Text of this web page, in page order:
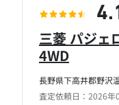
長野県下高井郡野沢
査定依頼日：2026年
三菱 パジェ
4WD